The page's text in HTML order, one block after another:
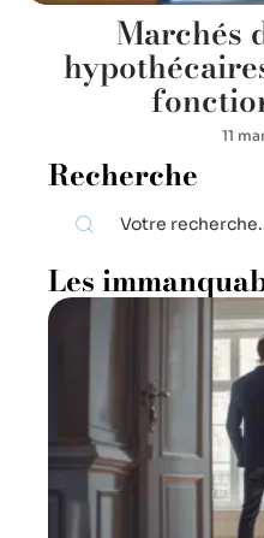
Marchés
11
Recherche
Les